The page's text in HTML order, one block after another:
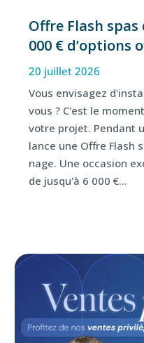
Offre Flash spas
000 € d’options
20 juillet 2026
Vous envisagez
vous ? C'est le
votre projet. Pendant
lance une Offre Flash
nage. Une occasion
de jusqu'à 6 000 €...